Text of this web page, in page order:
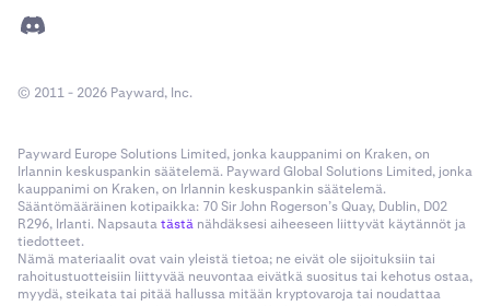
Huomautus: kun sekä Take Profit että Stop Loss
on liitetty, OCO (One Cancels Other) -toiminto on
käytössä. OSO-toimeksiantoja ei voi liittää
Trailing Stop- tai Trailing Stop Limit -
toimeksiantoihin.
© 2011 - 2026 Payward, Inc.
Payward Europe Solutions Limited, jonka kauppanimi on Kraken, on
Irlannin keskuspankin säätelemä. Payward Global Solutions Limited, jonka
kauppanimi on Kraken, on Irlannin keskuspankin säätelemä.
Sääntömääräinen kotipaikka: 70 Sir John Rogerson’s Quay, Dublin, D02
R296, Irlanti. Napsautatästä nähdäksesi aiheeseen liittyvät käytännöt ja
tiedotteet.
Nämä materiaalit ovat vain yleistä tietoa; ne eivät ole sijoituksiin tai
rahoitustuotteisiin liittyvää neuvontaa eivätkä suositus tai kehotus ostaa,
myydä, steikata tai pitää hallussa mitään kryptovaroja tai noudattaa